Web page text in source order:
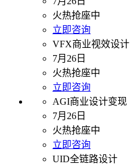
火热抢座中
立即咨询
VFX商业视效设计
7月26日
火热抢座中
立即咨询
AGI商业设计变现
7月26日
火热抢座中
立即咨询
UID全链路设计